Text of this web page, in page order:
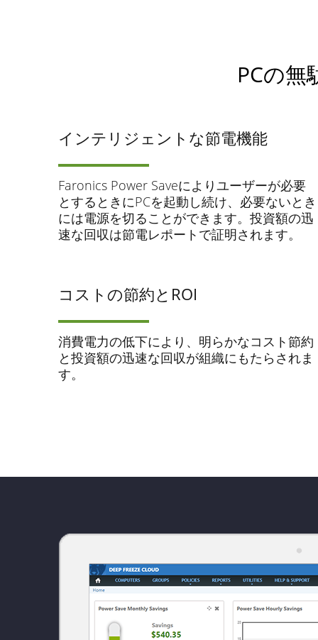
PCの
インテリジェントな節電機能
Faronics Power Saveによりユーザーが必要
とするときにPCを起動し続け、必要ないとき
には電源を切ることができます。投資額の迅
速な回収は節電レポートで証明されます。
コストの節約とROI
消費電力の低下により、明らかなコスト節約
と投資額の迅速な回収が組織にもたらされま
す。